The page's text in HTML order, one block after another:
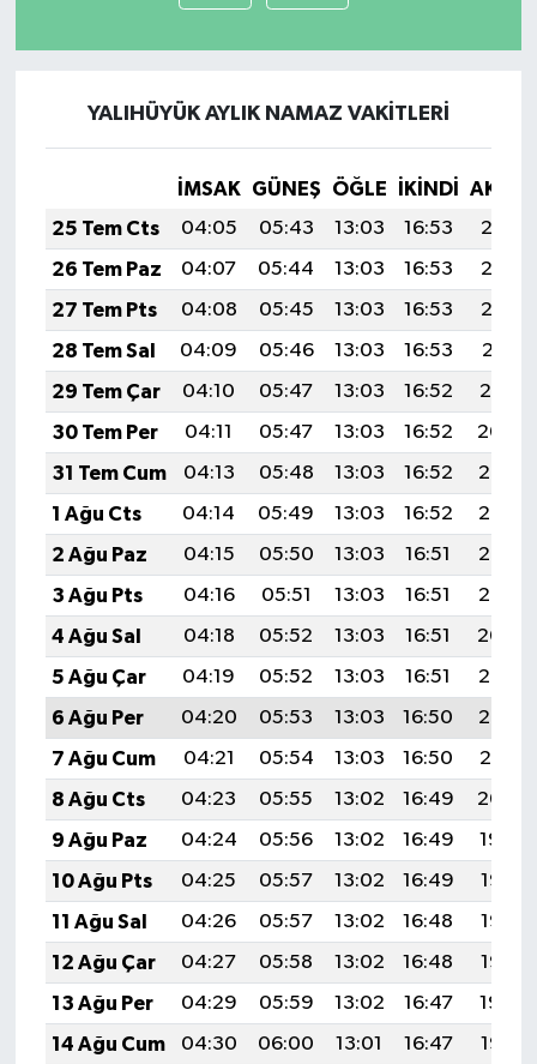
YALIHÜYÜK AYLIK NAMAZ VAKITLERI
İMSAK GÜNEŞ ÖĞLE İKINDI
25 Tem Cts
04:05 05:43 13:03 16:53
20:13
26 Tem Paz
04:07 05:44 13:03 16:53
20:12
27 Tem Pts
04:08 05:45 13:03 16:53
20:12
28 Tem Sal
04:09 05:46 13:03 16:53
20:11
29 Tem Çar
04:10 05:47 13:03 16:52
20:10
30 Tem Per
04:11 05:47 13:03 16:52
20:09
31 Tem Cum
04:13 05:48 13:03 16:52
20:08
1 Ağu Cts
04:14 05:49 13:03 16:52
20:07
2 Ağu Paz
04:15 05:50 13:03 16:51
20:06
3 Ağu Pts
04:16 05:51 13:03 16:51
20:05
4 Ağu Sal
04:18 05:52 13:03 16:51
20:04
5 Ağu Çar
04:19 05:52 13:03 16:51
20:03
6 Ağu Per
04:20 05:53 13:03 16:50
20:02
7 Ağu Cum
04:21 05:54 13:03 16:50
20:01
8 Ağu Cts
04:23 05:55 13:02 16:49
20:00
9 Ağu Paz
04:24 05:56 13:02 16:49
19:59
10 Ağu Pts
04:25 05:57 13:02 16:49
19:58
11 Ağu Sal
04:26 05:57 13:02 16:48
19:57
12 Ağu Çar
04:27 05:58 13:02 16:48
19:55
13 Ağu Per
04:29 05:59 13:02 16:47
19:54
14 Ağu Cum
04:30 06:00 13:01 16:47
19:53